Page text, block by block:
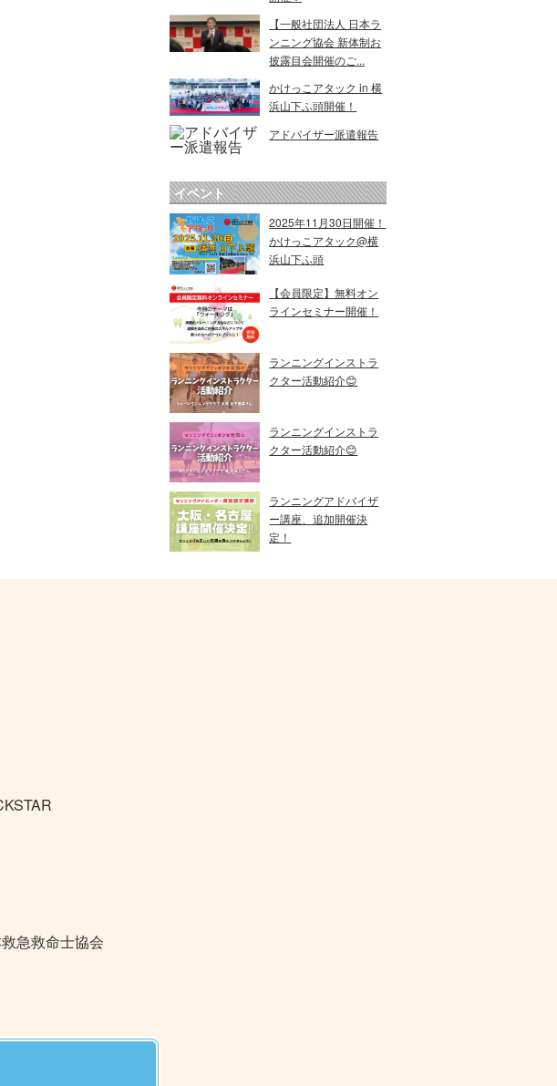
【一般社団法人 日本ラ
ンニング協会 新体制お
披露目会開催のご...
かけっこアタック in 横
浜山下ふ頭開催！
アドバイザー派遣報告
イベント
2025年11月30日開催！
かけっこアタック@横
浜山下ふ頭
【会員限定】無料オン
ラインセミナー開催！
ランニングインストラ
クター活動紹介😊
ランニングインストラ
クター活動紹介😊
ランニングアドバイザ
ー講座、追加開催決
定！